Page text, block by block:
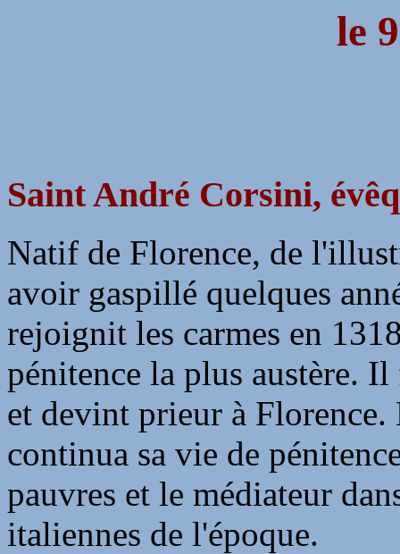
le
Saint André Corsini,
Natif de Florence, de
avoir gaspillé quelques
rejoignit les carmes en
pénitence la plus austère.
et devint prieur à
continua sa vie de
pauvres et le médiateur
italiennes de l'époque.